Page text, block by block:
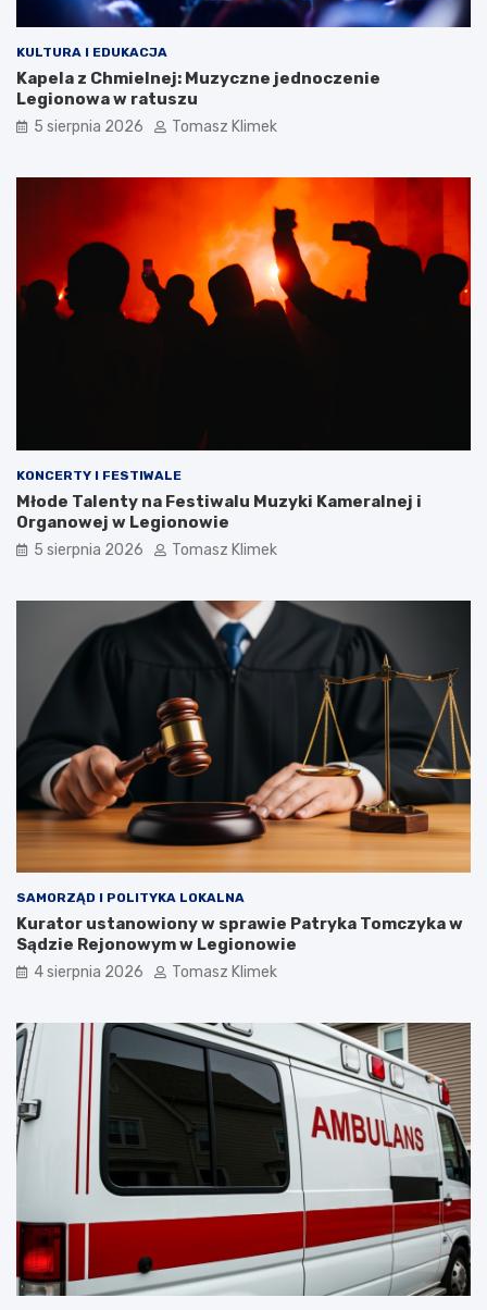
KULTURA I EDUKACJA
Kapela z Chmielnej: Muzyczne jednoczenie
Legionowa w ratuszu
5 sierpnia 2026 Tomasz Klimek
KONCERTY I FESTIWALE
Młode Talenty na Festiwalu Muzyki Kameralnej i
Organowej w Legionowie
5 sierpnia 2026 Tomasz Klimek
SAMORZĄD I POLITYKA LOKALNA
Kurator ustanowiony w sprawie Patryka Tomczyka w
Sądzie Rejonowym w Legionowie
4 sierpnia 2026 Tomasz Klimek